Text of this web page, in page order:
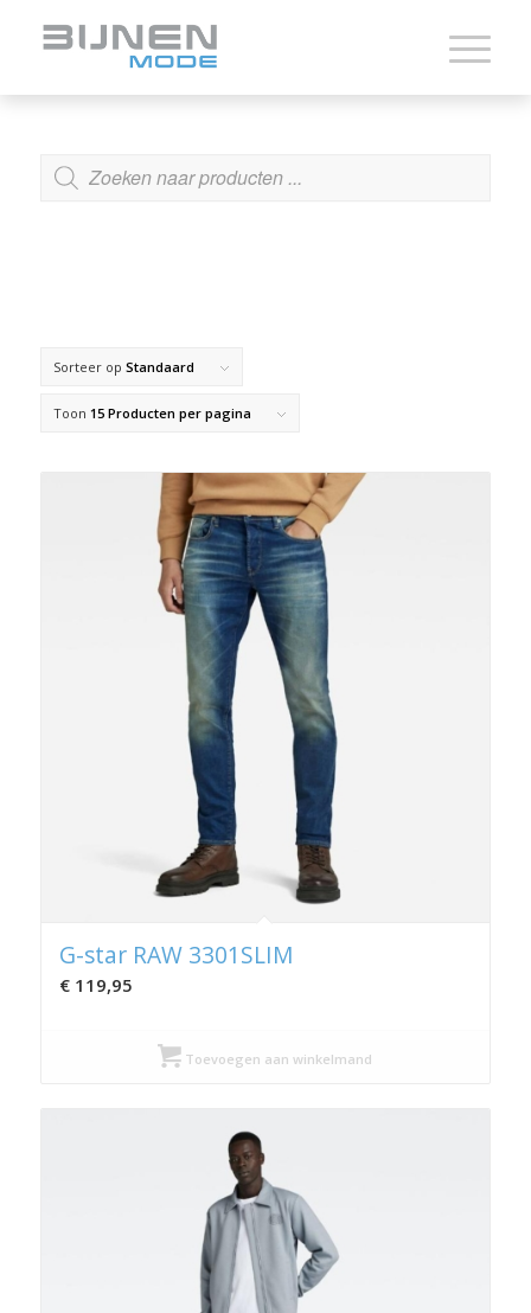
Sorteer op Standaard
Toon 15 Producten per pagina
G-star RAW 3301SLIM
€119,95
Toevoegen aan winkelmand
ZOEKEN